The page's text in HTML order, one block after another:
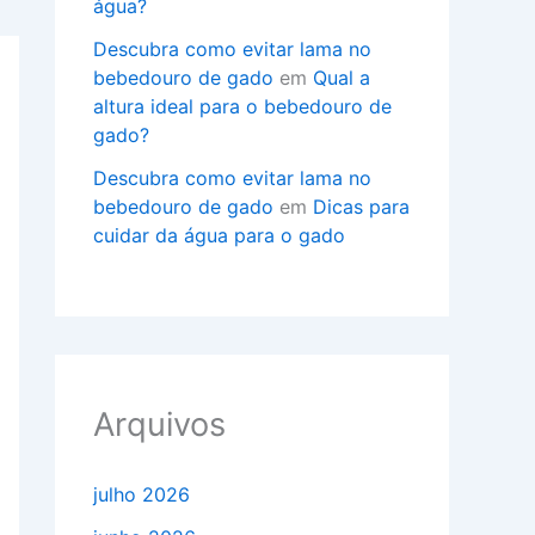
água?
Descubra como evitar lama no
bebedouro de gado em Qual a
altura ideal para o bebedouro de
gado?
Descubra como evitar lama no
bebedouro de gado em Dicas para
cuidar da água para o gado
Arquivos
julho 2026